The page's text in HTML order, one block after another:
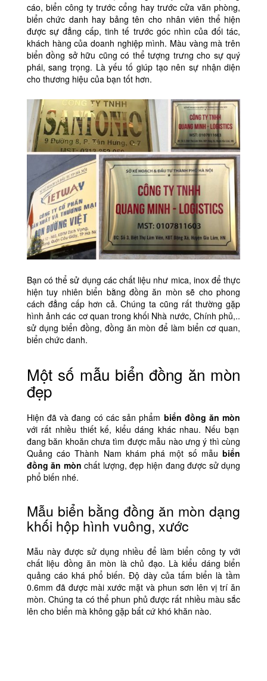
cáo, biển công ty trước cổng hay trước cửa văn phòng,
biển chức danh hay bảng tên cho nhân viên thể hiện
được sự đẳng cấp, tinh tế trước góc nhìn của đối tác,
khách hàng của doanh nghiệp mình. Màu vàng mà trên
biển đồng sở hữu cũng có thể tượng trưng cho sự quý
phái, sang trọng. Là yếu tố giúp tạo nên sự nhận diện
cho thương hiệu của bạn tốt hơn.
Bạn có thể sử dụng các chất liệu như mica, inox để thực
hiện tuy nhiên biển bằng đồng ăn mòn sẽ cho phong
cách đẳng cấp hơn cả. Chúng ta cũng rất thường gặp
hình ảnh các cơ quan trong khối Nhà nước, Chính phủ,..
sử dụng biển đồng, đồng ăn mòn để làm biển cơ quan,
biển chức danh.
Một số mẫu biển đồng ăn mòn
đẹp
Hiện đã và đang có các sản phẩm biển đồng ăn mòn
với rất nhiều thiết kế, kiểu dáng khác nhau. Nếu bạn
đang băn khoăn chưa tìm được mẫu nào ưng ý thì cùng
Quảng cáo Thành Nam khám phá một số mẫubiển
đồng ăn mòn chất lượng, đẹp hiện đang được sử dụng
phổ biến nhé.
Mẫu biển bằng đồng ăn mòn dạng
khối hộp hình vuông, xước
Mẫu này được sử dụng nhiều để làm biển công ty với
chất liệu đồng ăn mòn là chủ đạo. Là kiểu dáng biển
quảng cáo khá phổ biến. Độ dày của tấm biển là tầm
0.6mm đã được mài xước mặt và phun sơn lên vị trí ăn
mòn. Chúng ta có thể phun phủ được rất nhiều màu sắc
lên cho biển mà không gặp bất cứ khó khăn nào.